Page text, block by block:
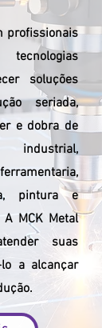
profissionais
soluções
seriada,
e dobra de
industrial,
pintura e
MCK Metal
suas
a alcançar